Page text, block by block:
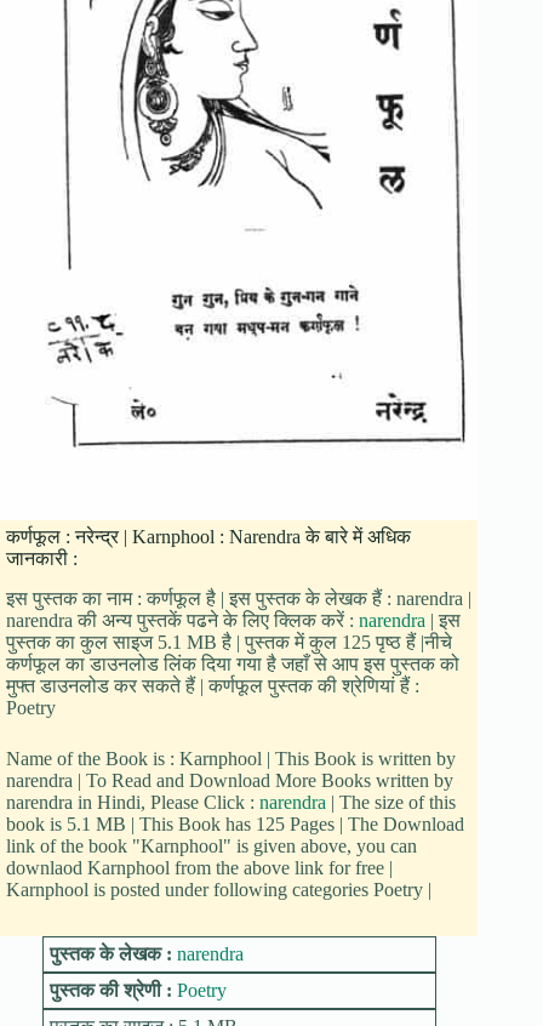
कर्णफूल : नरेन्द्र | Karnphool : Narendra के बारे में अधिक
जानकारी :
इस पुस्तक का नाम : कर्णफूल है | इस पुस्तक के लेखक हैं : narendra |
narendra की अन्य पुस्तकें पढने के लिए क्लिक करें : narendra | इस
पुस्तक का कुल साइज 5.1 MB है | पुस्तक में कुल 125 पृष्ठ हैं |नीचे
कर्णफूल का डाउनलोड लिंक दिया गया है जहाँ से आप इस पुस्तक को
मुफ्त डाउनलोड कर सकते हैं | कर्णफूल पुस्तक की श्रेणियां हैं :
Poetry
Name of the Book is : Karnphool | This Book is written by
narendra | To Read and Download More Books written by
narendra in Hindi, Please Click : narendra | The size of this
book is 5.1 MB | This Book has 125 Pages | The Download
link of the book "Karnphool" is given above, you can
downlaod Karnphool from the above link for free |
Karnphool is posted under following categories Poetry |
पुस्तक के लेखक : narendra
पुस्तक की श्रेणी : Poetry